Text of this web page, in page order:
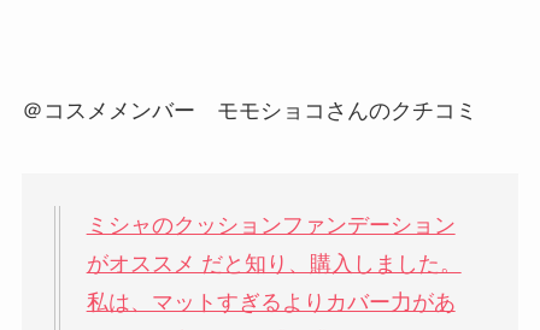
＠コスメメンバー モモショコさんのクチコミ
ミシャのクッションファンデーション
がオススメ だと知り、購入しました。
私は、マットすぎるよりカバー力があ